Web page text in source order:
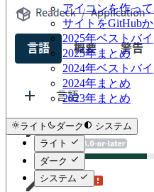
アイコンを作っ
サイトをGitHub
2025年ベストバイ
2025年まとめ
2024年ベストバイ
2024年まとめ
2023年まとめ
ライト ダーク
システム
ライト
ダーク
システム